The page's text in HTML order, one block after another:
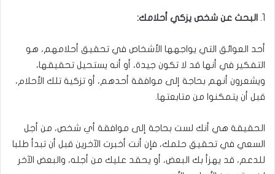
1. البحث عن شخص يزكي أحلامك:
أحد العوائق التي يواجهها الأشخاص في تحقيق أحلامهم، هو
التفكير في أنها قد لا تكون جيدة، أو أنه يستحيل تحقيقها،
ويشعرون أنهم بحاجة إلى موافقة أحدهم، أو تزكية تلك الأحلام،
قبل أن يتمكنوا من متابعتها.
الحقيقة هي أنك لست بحاجة إلى موافقة أي شخص، من أجل
السعي في تحقيق حلمك، فإن أنت أخبرت الآخرين قبل أن تبدأ طلبا
للدعم، قد يهزأ بك البعض، أو يحقد عليك من أجله، والبعض الآخر